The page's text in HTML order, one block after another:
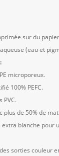
sur du
(eau et
microporeux.
100% PEFC.
PVC.
plus de 50% de
extra blanche pour
sorties couleur